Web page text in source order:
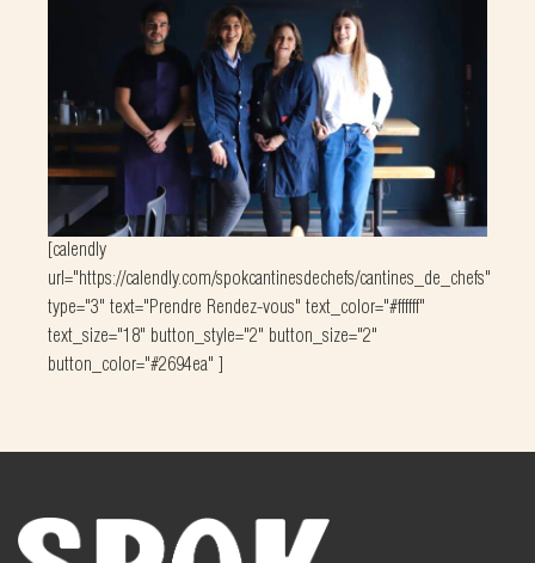
[calendly
url="https://calendly.com/spokcantinesdechefs/cantines_de_chefs"
type="3" text="Prendre Rendez-vous" text_color="#ffffff"
text_size="18" button_style="2" button_size="2"
button_color="#2694ea" ]